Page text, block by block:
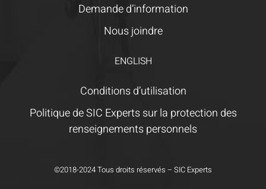
Demande d’information
Nous joindre
ENGLISH
Conditions d’utilisation
Politique de SIC Experts sur la protection des
renseignements personnels
©2018-2024 Tous droits réservés – SIC Experts